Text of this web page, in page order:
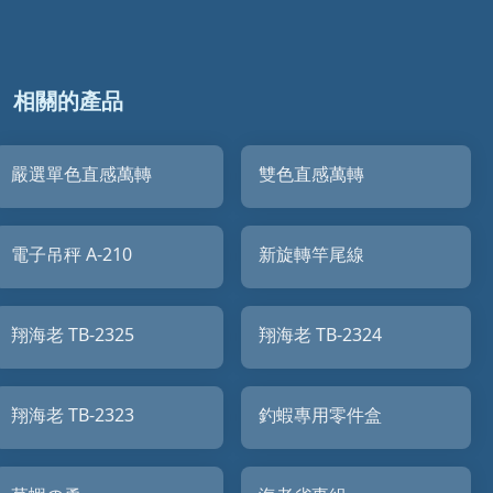
相關的產品
嚴選單色直感萬轉 雙色直感萬轉
電子吊秤 A-210 新旋轉竿尾線
翔海老 TB-2325 翔海老 TB-2324
翔海老 TB-2323 釣蝦專用零件盒